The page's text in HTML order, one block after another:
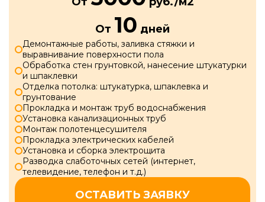
От 10 дней
Демонтажные работы, заливка стяжки и
выравнивание поверхности пола
Обработка стен грунтовкой, нанесение штукатурки
и шпаклевки
Отделка потолка: штукатурка, шпаклевка и
грунтование
Прокладка и монтаж труб водоснабжения
Установка канализационных труб
Монтаж полотенцесушителя
Прокладка электрических кабелей
Установка и сборка электрощита
Разводка слаботочных сетей (интернет,
телевидение, телефон и т.д.)
ОСТАВИТЬ ЗАЯВКУ